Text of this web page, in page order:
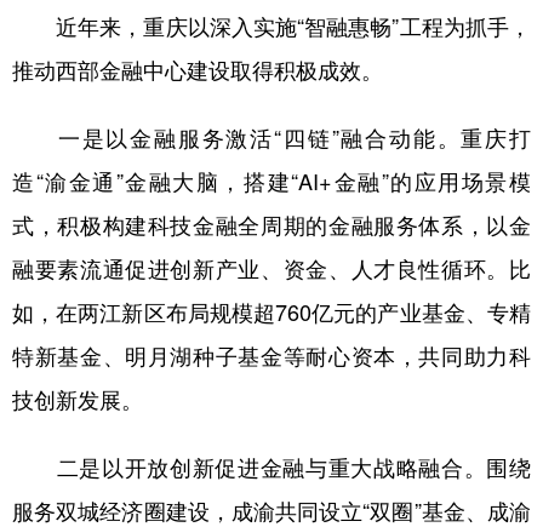
近年来，重庆以深入实施“智融惠畅”工程为抓手，
推动西部金融中心建设取得积极成效。
一是以金融服务激活“四链”融合动能。重庆打
造“渝金通”金融大脑，搭建“AI+金融”的应用场景模
式，积极构建科技金融全周期的金融服务体系，以金
融要素流通促进创新产业、资金、人才良性循环。比
如，在两江新区布局规模超760亿元的产业基金、专精
特新基金、明月湖种子基金等耐心资本，共同助力科
技创新发展。
二是以开放创新促进金融与重大战略融合。围绕
服务双城经济圈建设，成渝共同设立“双圈”基金、成渝